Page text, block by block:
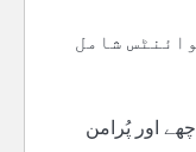
شامل
اور پُرامن